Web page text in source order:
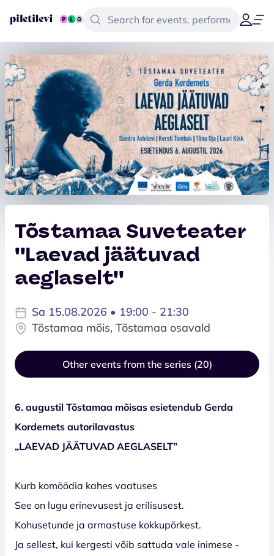
Tõstamaa Suveteater
''Laevad jäätuvad
aeglaselt''
Sa 15.08.2026 • 19:00 - 21:30
Tõstamaa mõis, Tõstamaa osavald
Other events from the series (20)
6. augustil Tõstamaa mõisas esietendub Gerda
Kordemets autorilavastus
„LAEVAD JÄÄTUVAD AEGLASELT”
Kurb komöödia kahes vaatuses
See on lugu erinevusest ja erilisusest.
Kohusetunde ja armastuse kokkupõrkest.
Ja sellest, kui kergesti võib sattuda vale inimese -